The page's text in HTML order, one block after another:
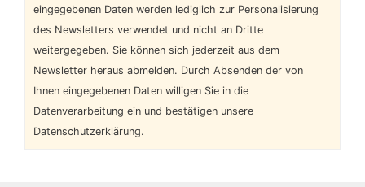
eingegebenen Daten werden lediglich zur Personalisierung
des Newsletters verwendet und nicht an Dritte
weitergegeben. Sie können sich jederzeit aus dem
Newsletter heraus abmelden. Durch Absenden der von
Ihnen eingegebenen Daten willigen Sie in die
Datenverarbeitung ein und bestätigen unsere
Datenschutzerklärung.